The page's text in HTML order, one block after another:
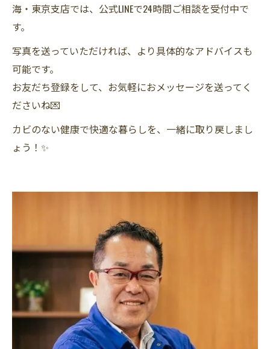
海・東京支店では、公式LINEで24時間ご相談を受付中で
す。
写真を送っていただければ、より具体的なアドバイスも
可能です。
お友だち登録をして、お気軽におメッセージを送ってく
ださいね💌
カビのない健康で快適な暮らしを、一緒に取り戻しまし
ょう！✨